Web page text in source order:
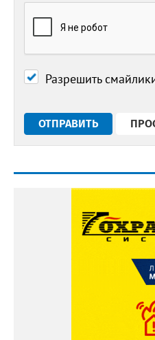
Разрешить